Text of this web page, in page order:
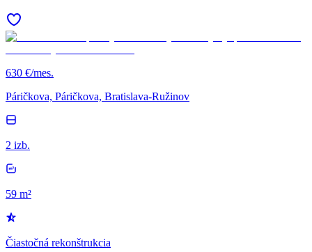
630 €/mes.
Páričkova, Páričkova, Bratislava-Ružinov
2 izb.
59 m²
Čiastočná rekonštrukcia